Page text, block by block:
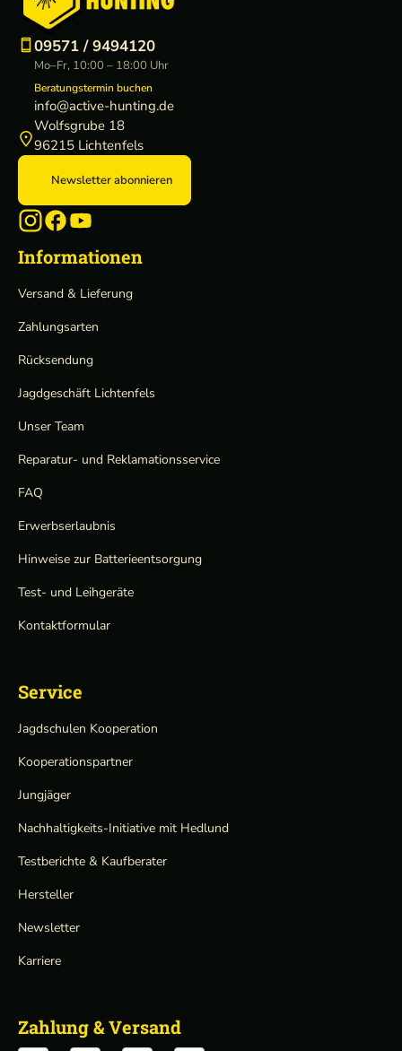
09571 / 9494120
Mo–Fr, 10:00 – 18:00 Uhr
Beratungstermin buchen
info@active-hunting.de
Wolfsgrube 18
96215 Lichtenfels
Newsletter abonnieren
Informationen
Versand & Lieferung
Zahlungsarten
Rücksendung
Jagdgeschäft Lichtenfels
Unser Team
Reparatur- und Reklamationsservice
FAQ
Erwerbserlaubnis
Hinweise zur Batterieentsorgung
Test- und Leihgeräte
Kontaktformular
Service
Jagdschulen Kooperation
Kooperationspartner
Jungjäger
Nachhaltigkeits-Initiative mit Hedlund
Testberichte & Kaufberater
Hersteller
Newsletter
Karriere
Zahlung & Versand